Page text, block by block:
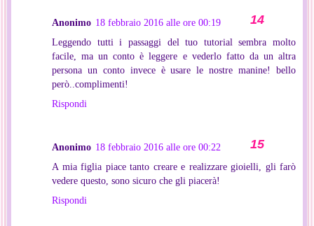
Anonimo 18 febbraio 2016 alle ore 00:19
Leggendo tutti i passaggi del tuo tutorial sembra molto
facile, ma un conto è leggere e vederlo fatto da un altra
persona un conto invece è usare le nostre manine! bello
però..complimenti!
Rispondi
Anonimo 18 febbraio 2016 alle ore 00:22
A mia figlia piace tanto creare e realizzare gioielli, gli farò
vedere questo, sono sicuro che gli piacerà!
Rispondi